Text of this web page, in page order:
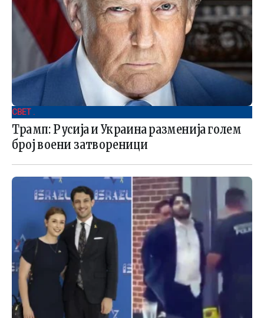
СВЕТ .
Трамп: Русија и Украина разменија голем
број воени затвореници